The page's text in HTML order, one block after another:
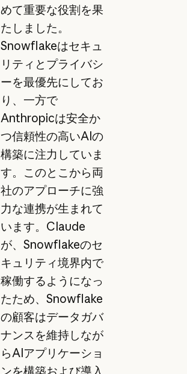
めて重要な役割を果
たしました。
Snowflakeはセキュ
リティとプライバシ
ーを最優先にしてお
り、一方で
Anthropicは安全か
つ信頼性の高いAIの
構築に注力していま
す。このとこから両
社のアプローチに強
力な連携が生まれて
います。Claude
が、Snowflakeのセ
キュリティ境界内で
稼働するようになっ
たため、Snowflake
の顧客はデータガバ
ナンスを維持しなが
らAIアプリケーショ